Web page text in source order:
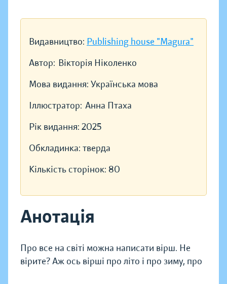
Видавництво: Publishing house "Magura"
Автор: Вікторія Ніколенко
Мова видання: Українська мова
Іллюстратор: Анна Птаха
Рік видання: 2025
Обкладинка: тверда
Кількість сторінок: 80
Анотація
Про все на світі можна написати вірш. Не
вірите? Аж ось вірші про літо і про зиму, про